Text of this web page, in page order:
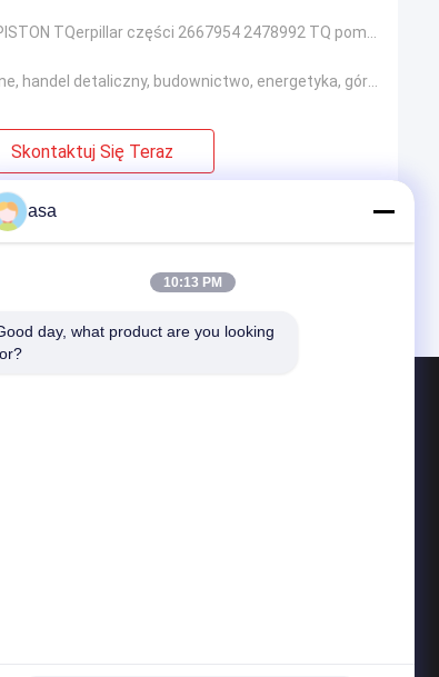
Skontaktuj Się Teraz
asa
10:13 PM
day, what product are you looking